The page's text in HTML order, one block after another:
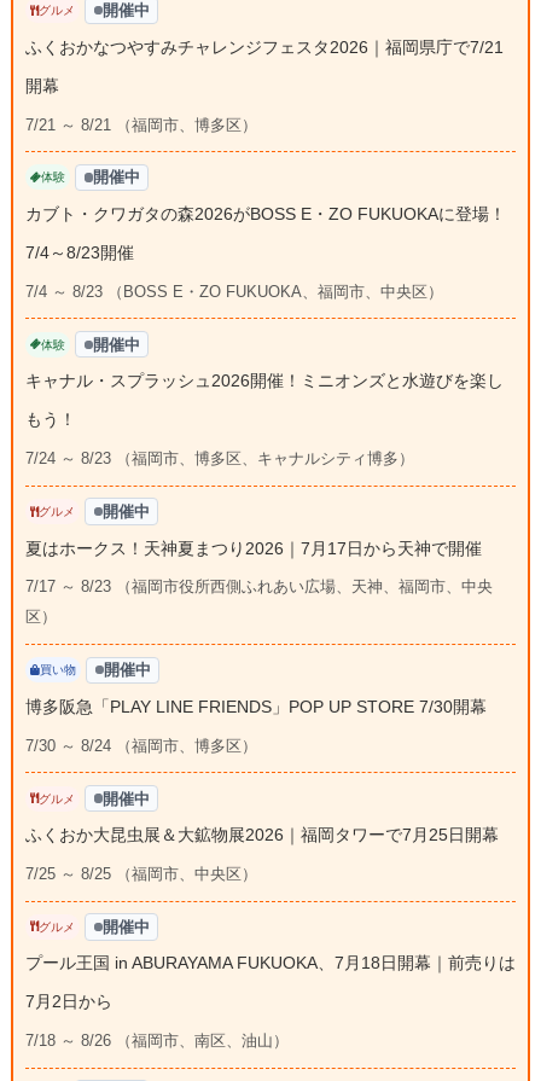
グルメ 開催中
ふくおかなつやすみチャレンジフェスタ2026｜福岡県庁で7/21
開幕
7/21 ～ 8/21 （福岡市、博多区）
体験 開催中
カブト・クワガタの森2026がBOSS E・ZO FUKUOKAに登場！
7/4～8/23開催
7/4 ～ 8/23 （BOSS E・ZO FUKUOKA、福岡市、中央区）
体験 開催中
キャナル・スプラッシュ2026開催！ミニオンズと水遊びを楽し
もう！
7/24 ～ 8/23 （福岡市、博多区、キャナルシティ博多）
グルメ 開催中
夏はホークス！天神夏まつり2026｜7月17日から天神で開催
7/17 ～ 8/23 （福岡市役所西側ふれあい広場、天神、福岡市、中央
区）
買い物 開催中
博多阪急「PLAY LINE FRIENDS」POP UP STORE 7/30開幕
7/30 ～ 8/24 （福岡市、博多区）
グルメ 開催中
ふくおか大昆虫展＆大鉱物展2026｜福岡タワーで7月25日開幕
7/25 ～ 8/25 （福岡市、中央区）
グルメ 開催中
プール王国 in ABURAYAMA FUKUOKA、7月18日開幕｜前売りは
7月2日から
7/18 ～ 8/26 （福岡市、南区、油山）